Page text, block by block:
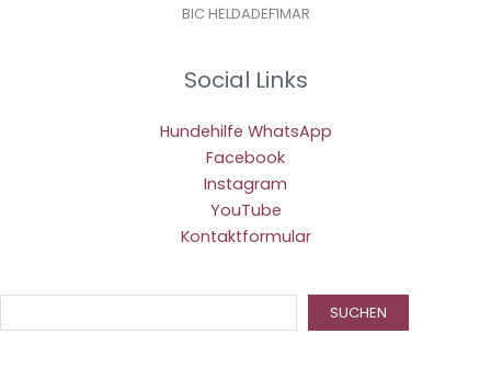
BIC HELDADEF1MAR
Social Links
Hundehilfe WhatsApp
Facebook
Instagram
YouTube
Kontaktformular
SUCHEN